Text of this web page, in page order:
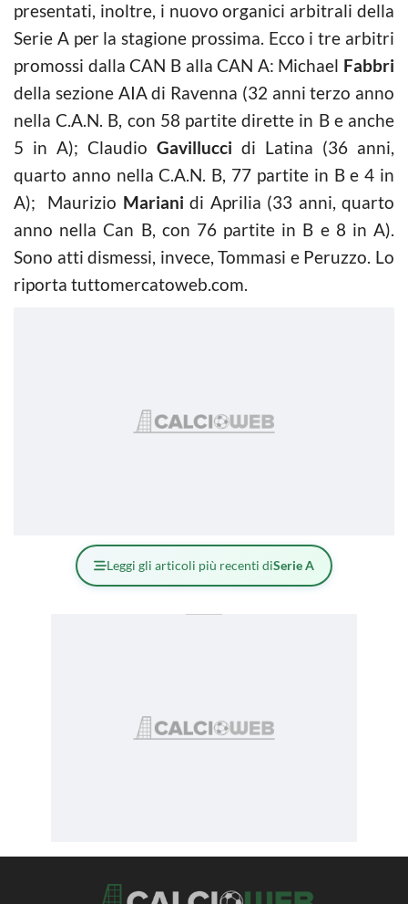
presentati, inoltre, i nuovo organici arbitrali della
Serie A per la stagione prossima. Ecco i tre arbitri
promossi dalla CAN B alla CAN A: Michael Fabbri
della sezione AIA di Ravenna (32 anni terzo anno
nella C.A.N. B, con 58 partite dirette in B e anche
5 in A); Claudio Gavillucci di Latina (36 anni,
quarto anno nella C.A.N. B, 77 partite in B e 4 in
A); Maurizio Mariani di Aprilia (33 anni, quarto
anno nella Can B, con 76 partite in B e 8 in A).
Sono atti dismessi, invece, Tommasi e Peruzzo. Lo
riporta tuttomercatoweb.com.
Leggi gli articoli più recenti diSerie A